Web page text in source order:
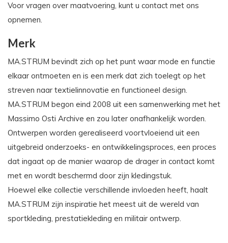
Voor vragen over maatvoering, kunt u contact met ons
opnemen.
Merk
MA.STRUM bevindt zich op het punt waar mode en functie
elkaar ontmoeten en is een merk dat zich toelegt op het
streven naar textielinnovatie en functioneel design.
MA.STRUM begon eind 2008 uit een samenwerking met het
Massimo Osti Archive en zou later onafhankelijk worden.
Ontwerpen worden gerealiseerd voortvloeiend uit een
uitgebreid onderzoeks- en ontwikkelingsproces, een proces
dat ingaat op de manier waarop de drager in contact komt
met en wordt beschermd door zijn kledingstuk.
Hoewel elke collectie verschillende invloeden heeft, haalt
MA.STRUM zijn inspiratie het meest uit de wereld van
sportkleding, prestatiekleding en militair ontwerp.